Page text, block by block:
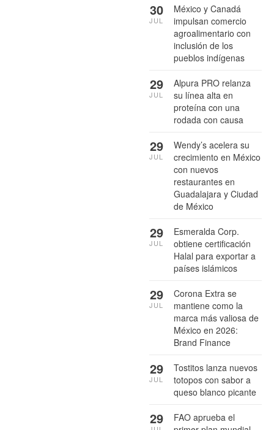
México y Canadá
impulsan comercio
agroalimentario con
inclusión de los
pueblos indígenas
30
JUL
Alpura PRO relanza
su línea alta en
proteína con una
rodada con causa
29
JUL
Wendy’s acelera su
crecimiento en México
con nuevos
restaurantes en
Guadalajara y Ciudad
de México
29
JUL
Esmeralda Corp.
obtiene certificación
Halal para exportar a
países islámicos
29
JUL
Corona Extra se
mantiene como la
marca más valiosa de
México en 2026:
Brand Finance
29
JUL
Tostitos lanza nuevos
totopos con sabor a
queso blanco picante
29
JUL
FAO aprueba el
29